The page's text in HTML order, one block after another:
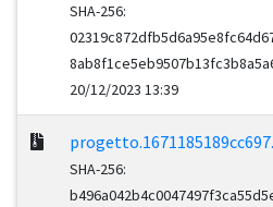
SHA-256:
20/12/2023 13:39
SHA-256: